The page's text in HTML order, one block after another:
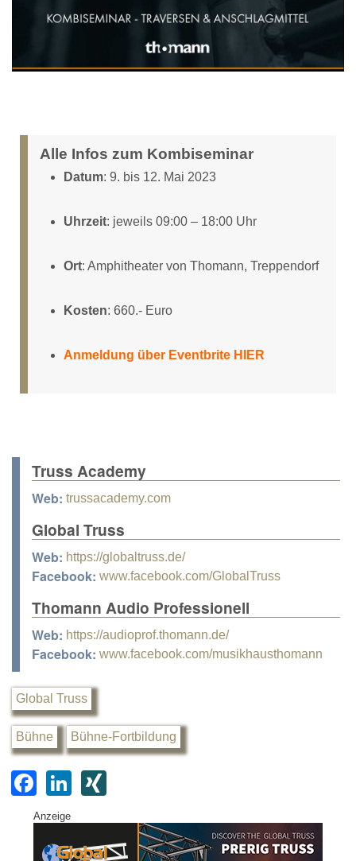
Alle Infos zum Kombiseminar
Datum: 9. bis 12. Mai 2023
Uhrzeit: jeweils 09:00 – 18:00 Uhr
Ort: Amphitheater von Thomann, Treppendorf
Kosten: 660.- Euro
Anmeldung über Eventbrite HIER
Truss Academy
Web: trussacademy.com
Global Truss
Web: https://globaltruss.de/
Facebook: www.facebook.com/GlobalTruss
Thomann Audio Professionell
Web: https://audioprof.thomann.de/
Facebook: www.facebook.com/musikhausthomann
Global Truss
Bühne Bühne-Fortbildung
F
a
c
Li
k
G
Anzeige